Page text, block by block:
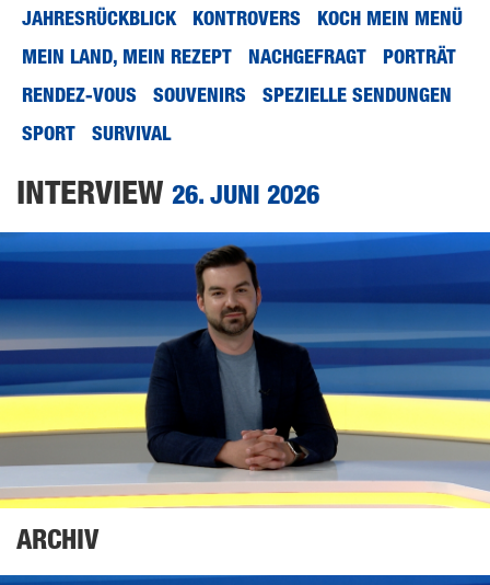
JAHRESRÜCKBLICK
KONTROVERS
KOCH MEIN MENÜ
MEIN LAND, MEIN REZEPT
NACHGEFRAGT
PORTRÄT
RENDEZ-VOUS
SOUVENIRS
SPEZIELLE SENDUNGEN
SPORT
SURVIVAL
INTERVIEW 26. JUNI 2026
ARCHIV